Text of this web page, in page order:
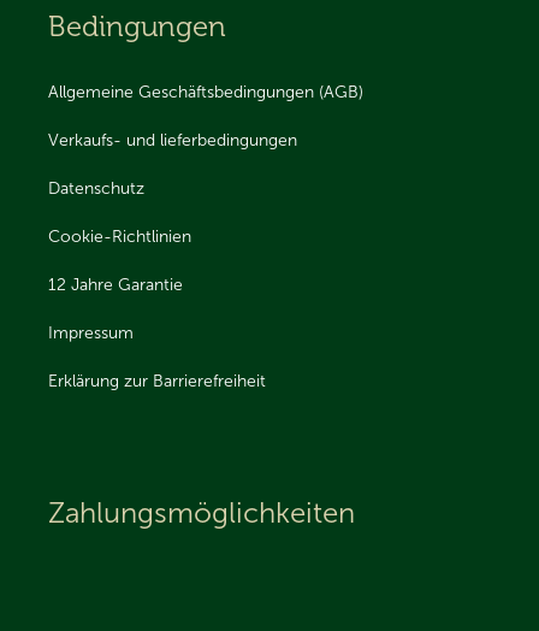
Bedingungen
Allgemeine Geschäftsbedingungen (AGB)
Verkaufs- und lieferbedingungen
Datenschutz
Cookie-Richtlinien
12 Jahre Garantie
Impressum
Erklärung zur Barrierefreiheit
Zahlungsmöglichkeiten